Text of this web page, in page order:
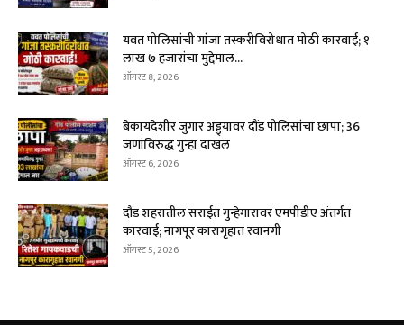
यवत पोलिसांची गांजा तस्करीविरोधात मोठी कारवाई; १
लाख ७ हजारांचा मुद्देमाल...
ऑगस्ट 8, 2026
बेकायदेशीर जुगार अड्ड्यावर दौंड पोलिसांचा छापा; 36
जणांविरुद्ध गुन्हा दाखल
ऑगस्ट 6, 2026
दौंड शहरातील सराईत गुन्हेगारावर एमपीडीए अंतर्गत
कारवाई; नागपूर कारागृहात रवानगी
ऑगस्ट 5, 2026